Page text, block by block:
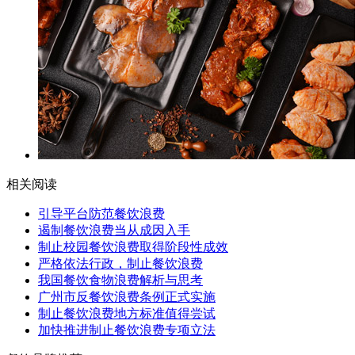
相关阅读
引导平台防范餐饮浪费
遏制餐饮浪费当从成因入手
制止校园餐饮浪费取得阶段性成效
严格依法行政，制止餐饮浪费
我国餐饮食物浪费解析与思考
广州市反餐饮浪费条例正式实施
制止餐饮浪费地方标准值得尝试
加快推进制止餐饮浪费专项立法